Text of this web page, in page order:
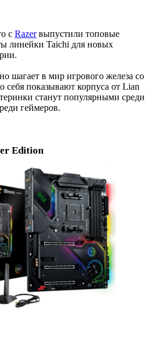
с Razerвыпустили топовые
линейки Taichi для новых
шагает в мир игрового железа со
показывают корпуса от Lian
станут популярными среди
геймеров.
Edition